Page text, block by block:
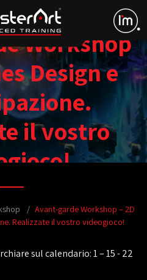
Workshop
Design e
il vostro
Avant-garde Workshop – 2D
Realizzate il vostro videogioco!
sul calendario: 1 – 15 - 22